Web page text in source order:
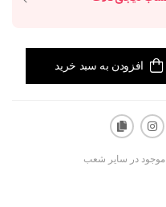
افزودن به سبد خرید
موجود در سایر شعب